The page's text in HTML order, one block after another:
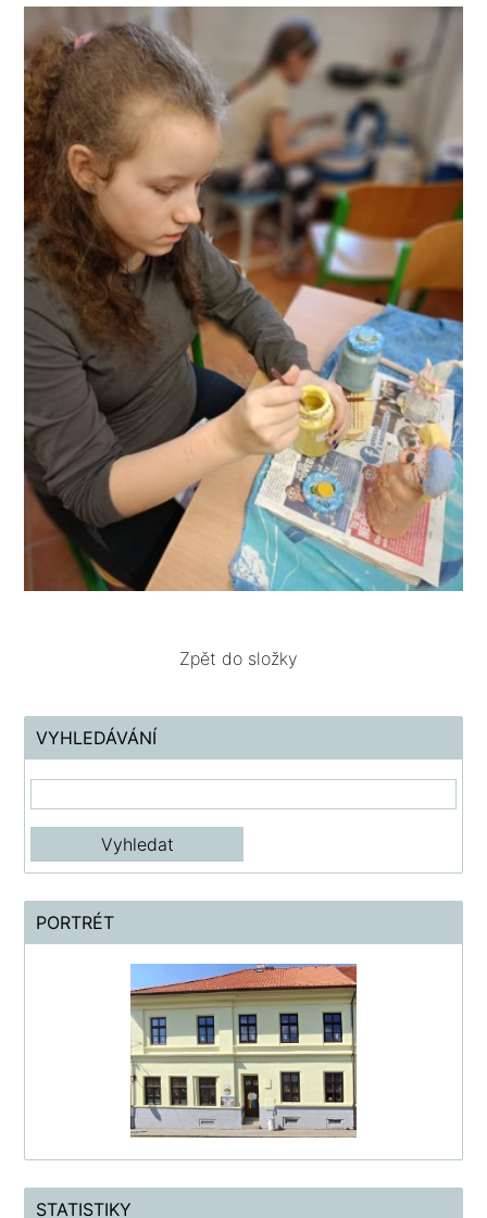
Zpět do složky
VYHLEDÁVÁNÍ
PORTRÉT
STATISTIKY